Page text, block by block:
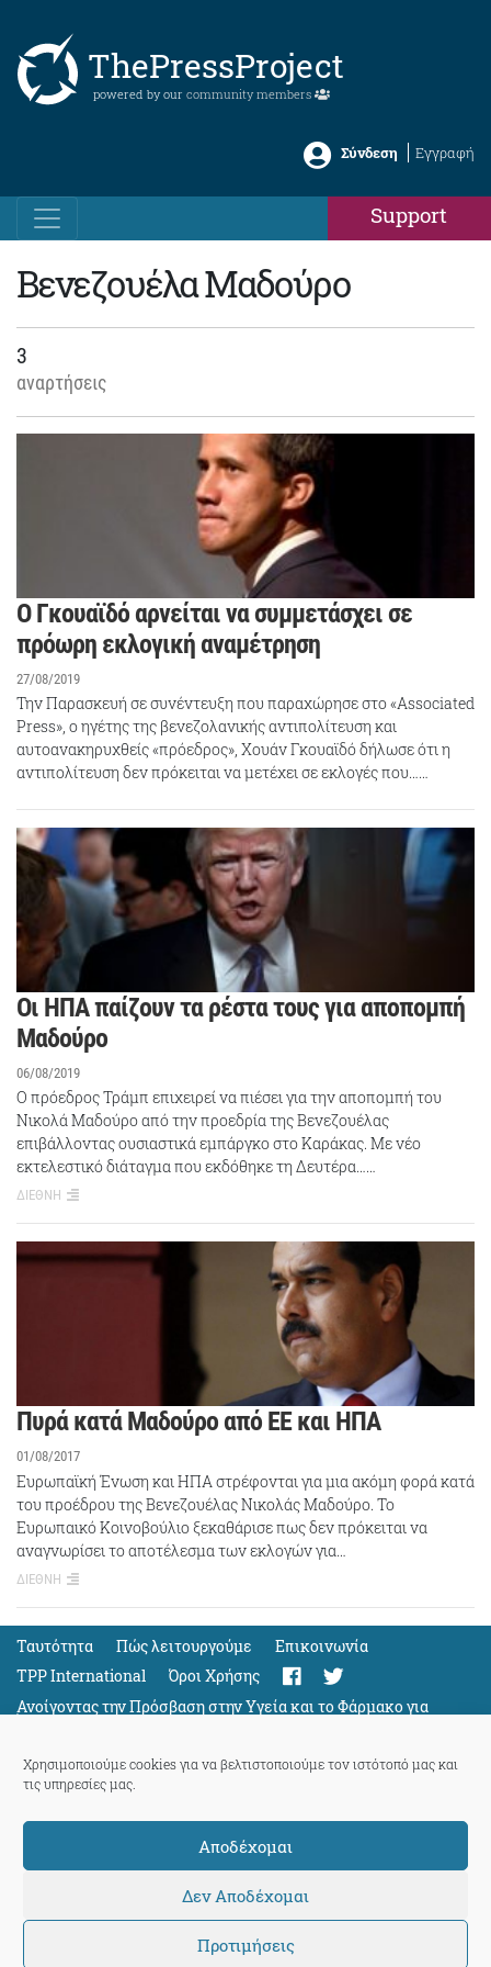
Χρησιμοποιούμε cookies για να βελτιστοποιούμε τον ιστότοπό μας και
τις υπηρεσίες μας.
Αποδέχομαι
Δεν Αποδέχομαι
Προτιμήσεις
ThePressProject
powered by our community members
Σύνδεση Εγγραφή
Support
Βενεζουέλα Μαδούρο
3
αναρτήσεις
Ο Γκουαϊδό αρνείται να συμμετάσχει σε
πρόωρη εκλογική αναμέτρηση
27/08/2019
Την Παρασκευή σε συνέντευξη που παραχώρησε στο «Associated
Press», ο ηγέτης της βενεζολανικής αντιπολίτευση και
αυτοανακηρυχθείς «πρόεδρος», Χουάν Γκουαϊδό δήλωσε ότι η
αντιπολίτευση δεν πρόκειται να μετέχει σε εκλογές που……
Οι ΗΠΑ παίζουν τα ρέστα τους για αποπομπή
Μαδούρο
06/08/2019
Ο πρόεδρος Τράμπ επιχειρεί να πιέσει για την αποπομπή του
Νικολά Μαδούρο από την προεδρία της Βενεζουέλας
επιβάλλοντας ουσιαστικά εμπάργκο στο Καράκας. Με νέο
εκτελεστικό διάταγμα που εκδόθηκε τη Δευτέρα……
ΔΙΕΘΝΗ
Πυρά κατά Μαδούρο από ΕΕ και ΗΠΑ
01/08/2017
Ευρωπαϊκή Ένωση και ΗΠΑ στρέφονται για μια ακόμη φορά κατά
του προέδρου της Βενεζουέλας Νικολάς Μαδούρο. Το
Ευρωπαικό Κοινοβούλιο ξεκαθάρισε πως δεν πρόκειται να
αναγνωρίσει το αποτέλεσμα των εκλογών για…
ΔΙΕΘΝΗ
Ταυτότητα Πώς λειτουργούμε
Eπικοινωνία
TPP International
Όροι Χρήσης
Ανοίγοντας την Πρόσβαση στην Υγεία και το Φάρμακο για
Όλους
Support
ThePressProject
powered by our community members
© 2026 ThePressProject | Created by BitsnBytes & re-manufactured